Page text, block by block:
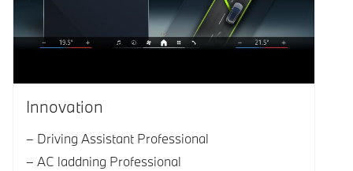
Innovation
Driving Assistant Professional
AC laddning Professional